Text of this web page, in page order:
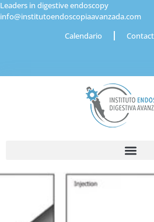
Leaders in digestive endoscopy
info@institutoendoscopiaavanzada.com
Calendario